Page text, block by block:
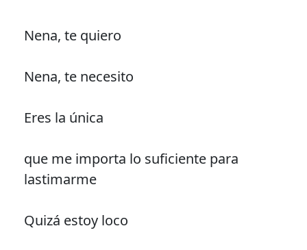
Nena, te quiero
Nena, te necesito
Eres la única
que me importa lo suficiente para
lastimarme
Quizá estoy loco